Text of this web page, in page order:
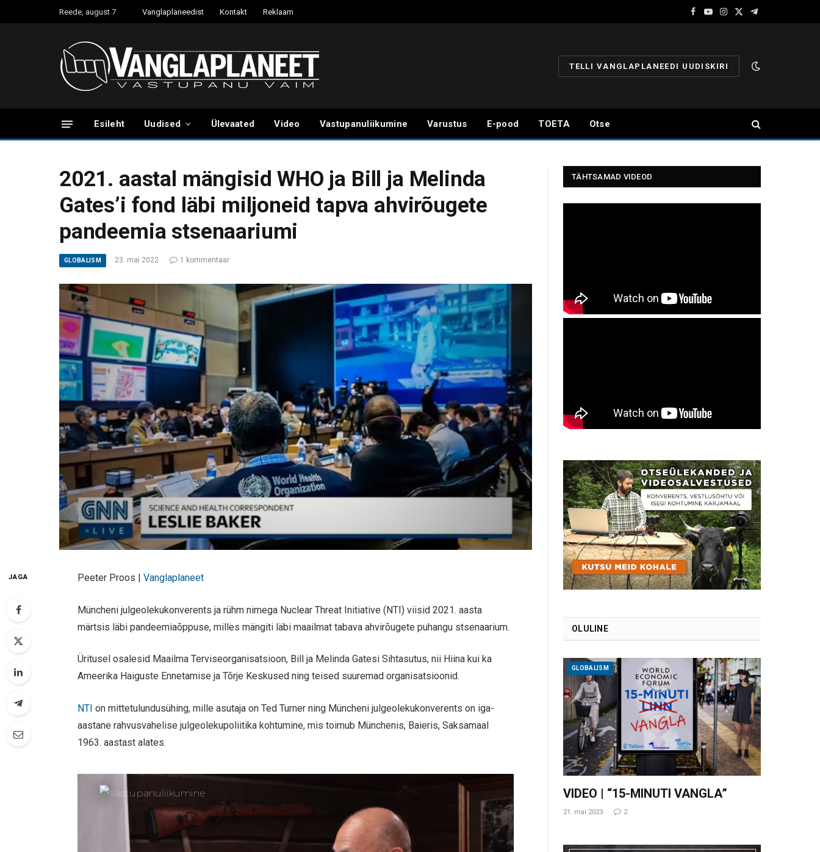
Reede, august 7 Vanglaplaneedist Kontakt Reklaam
Facebook
YouTube
Instagram
X
Telegram
TELLI VANGLAPLANEEDI UUDISKIRI
Esileht Uudised Ülevaated Video Vastupanuliikumine Varustus E-pood TOETA Otse
2021. aastal mängisid WHO ja Bill ja Melinda
Gates’i fond läbi miljoneid tapva ahvirõugete
pandeemia stsenaariumi
GLOBALISM 23. mai 2022 1 kommentaar
JAGA Peeter Proos |Vanglaplaneet
Müncheni julgeolekukonverents ja rühm nimega Nuclear Threat Initiative (NTI) viisid 2021. aasta
märtsis läbi pandeemiaõppuse, milles mängiti läbi maailmat tabava ahvirõugete puhangu stsenaarium.
Üritusel osalesid Maailma Terviseorganisatsioon, Bill ja Melinda Gatesi Sihtasutus, nii Hiina kui ka
Ameerika Haiguste Ennetamise ja Tõrje Keskused ning teised suuremad organisatsioonid.
NTI on mittetulundusühing, mille asutaja on Ted Turner ning Müncheni julgeolekukonverents on iga-
aastane rahvusvahelise julgeolekupoliitika kohtumine, mis toimub Münchenis, Baieris, Saksamaal
1963. aastast alates.
TÄHTSAMAD VIDEOD
OLULINE
GLOBALISM
VIDEO | “15-MINUTI VANGLA”
21. mai 2023 2